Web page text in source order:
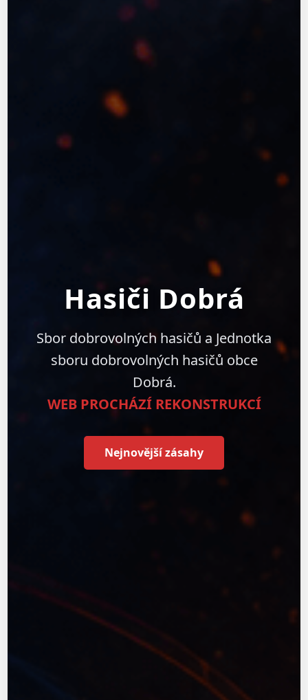
Hasiči Dobrá
Sbor dobrovolných hasičů a Jednotka
sboru dobrovolných hasičů obce
Dobrá.
WEB PROCHÁZÍ REKONSTRUKCÍ
Nejnovější zásahy